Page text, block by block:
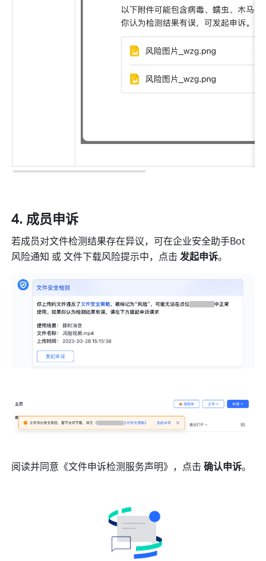
成员申诉
若成员对文件检测结果存在异议，可在企业安全助手Bot
风险通知 或 文件下载风险提示中，点击 发起申诉。
阅读并同意《文件申诉检测服务声明》，点击 确认申诉。